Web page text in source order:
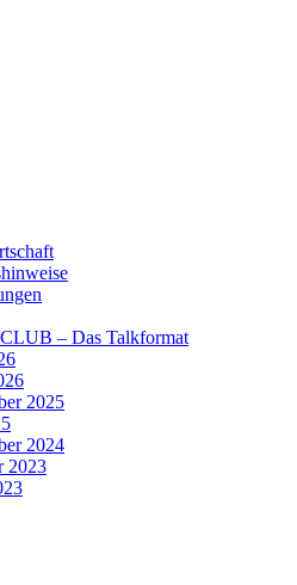
– Das Talkformat
2025
2024
2023